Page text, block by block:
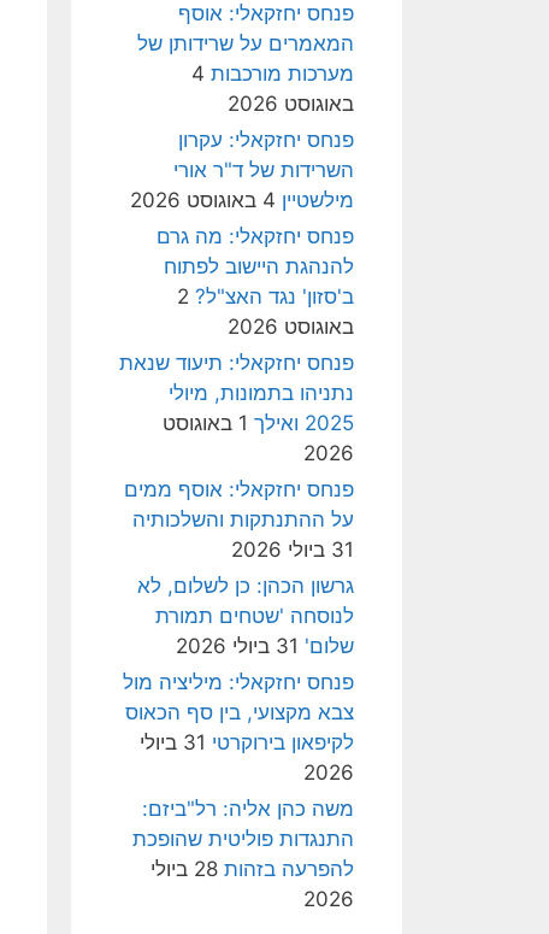
פנחס יחזקאלי: אוסף
המאמרים על שרידותן של
מערכות מורכבות 4
באוגוסט 2026
פנחס יחזקאלי: עקרון
השרידות של ד"ר אורי
מילשטיין 4 באוגוסט 2026
פנחס יחזקאלי: מה גרם
להנהגת היישוב לפתוח
ב'סזון' נגד האצ"ל? 2
באוגוסט 2026
פנחס יחזקאלי: תיעוד שנאת
נתניהו בתמונות, מיולי
2025 ואילך
1 באוגוסט
2026
פנחס יחזקאלי: אוסף ממים
על ההתנתקות והשלכותיה
31 ביולי 2026
גרשון הכהן: כן לשלום, לא
לנוסחה 'שטחים תמורת
שלום' 31 ביולי 2026
פנחס יחזקאלי: מיליציה מול
צבא מקצועי, בין סף הכאוס
לקיפאון בירוקרטי
31 ביולי
2026
משה כהן אליה: רל"ביזם:
התנגדות פוליטית שהופכת
להפרעה בזהות
28 ביולי
2026